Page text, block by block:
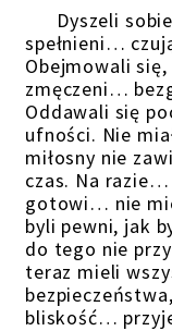
Dyszeli
spełnieni…
Obejmowali
zmęczeni…
Oddawali się
ufności. Nie
miłosny nie
czas. Na
gotowi… nie
byli pewni, jak
do tego nie
teraz mieli
bliskość…